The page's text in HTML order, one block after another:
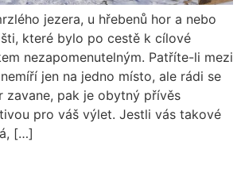
jezera, u hřebenů hor a nebo
které bylo po cestě k cílové
nezapomenutelným. Patříte-li mezi
jen na jedno místo, ale rádi se
zavane, pak je obytný přívěs
pro váš výlet. Jestli vás takové
[…]